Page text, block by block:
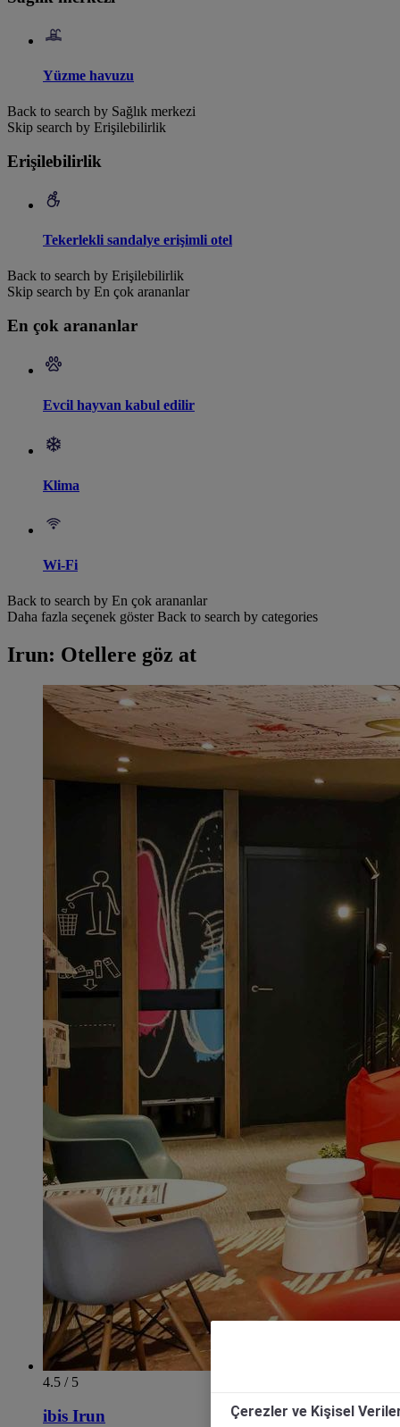
Yüzme havuzu
Back to search by Sağlık merkezi
Skip search by Erişilebilirlik
Erişilebilirlik
Tekerlekli sandalye erişimli otel
Back to search by Erişilebilirlik
Skip search by En çok arananlar
En çok arananlar
Evcil hayvan kabul edilir
Klima
Wi-Fi
Back to search by En çok arananlar
Daha fazla seçenek göster Back to search by categories
Irun: Otellere göz at
4.5 / 5
ibis Irun Çerezler ve Kişisel